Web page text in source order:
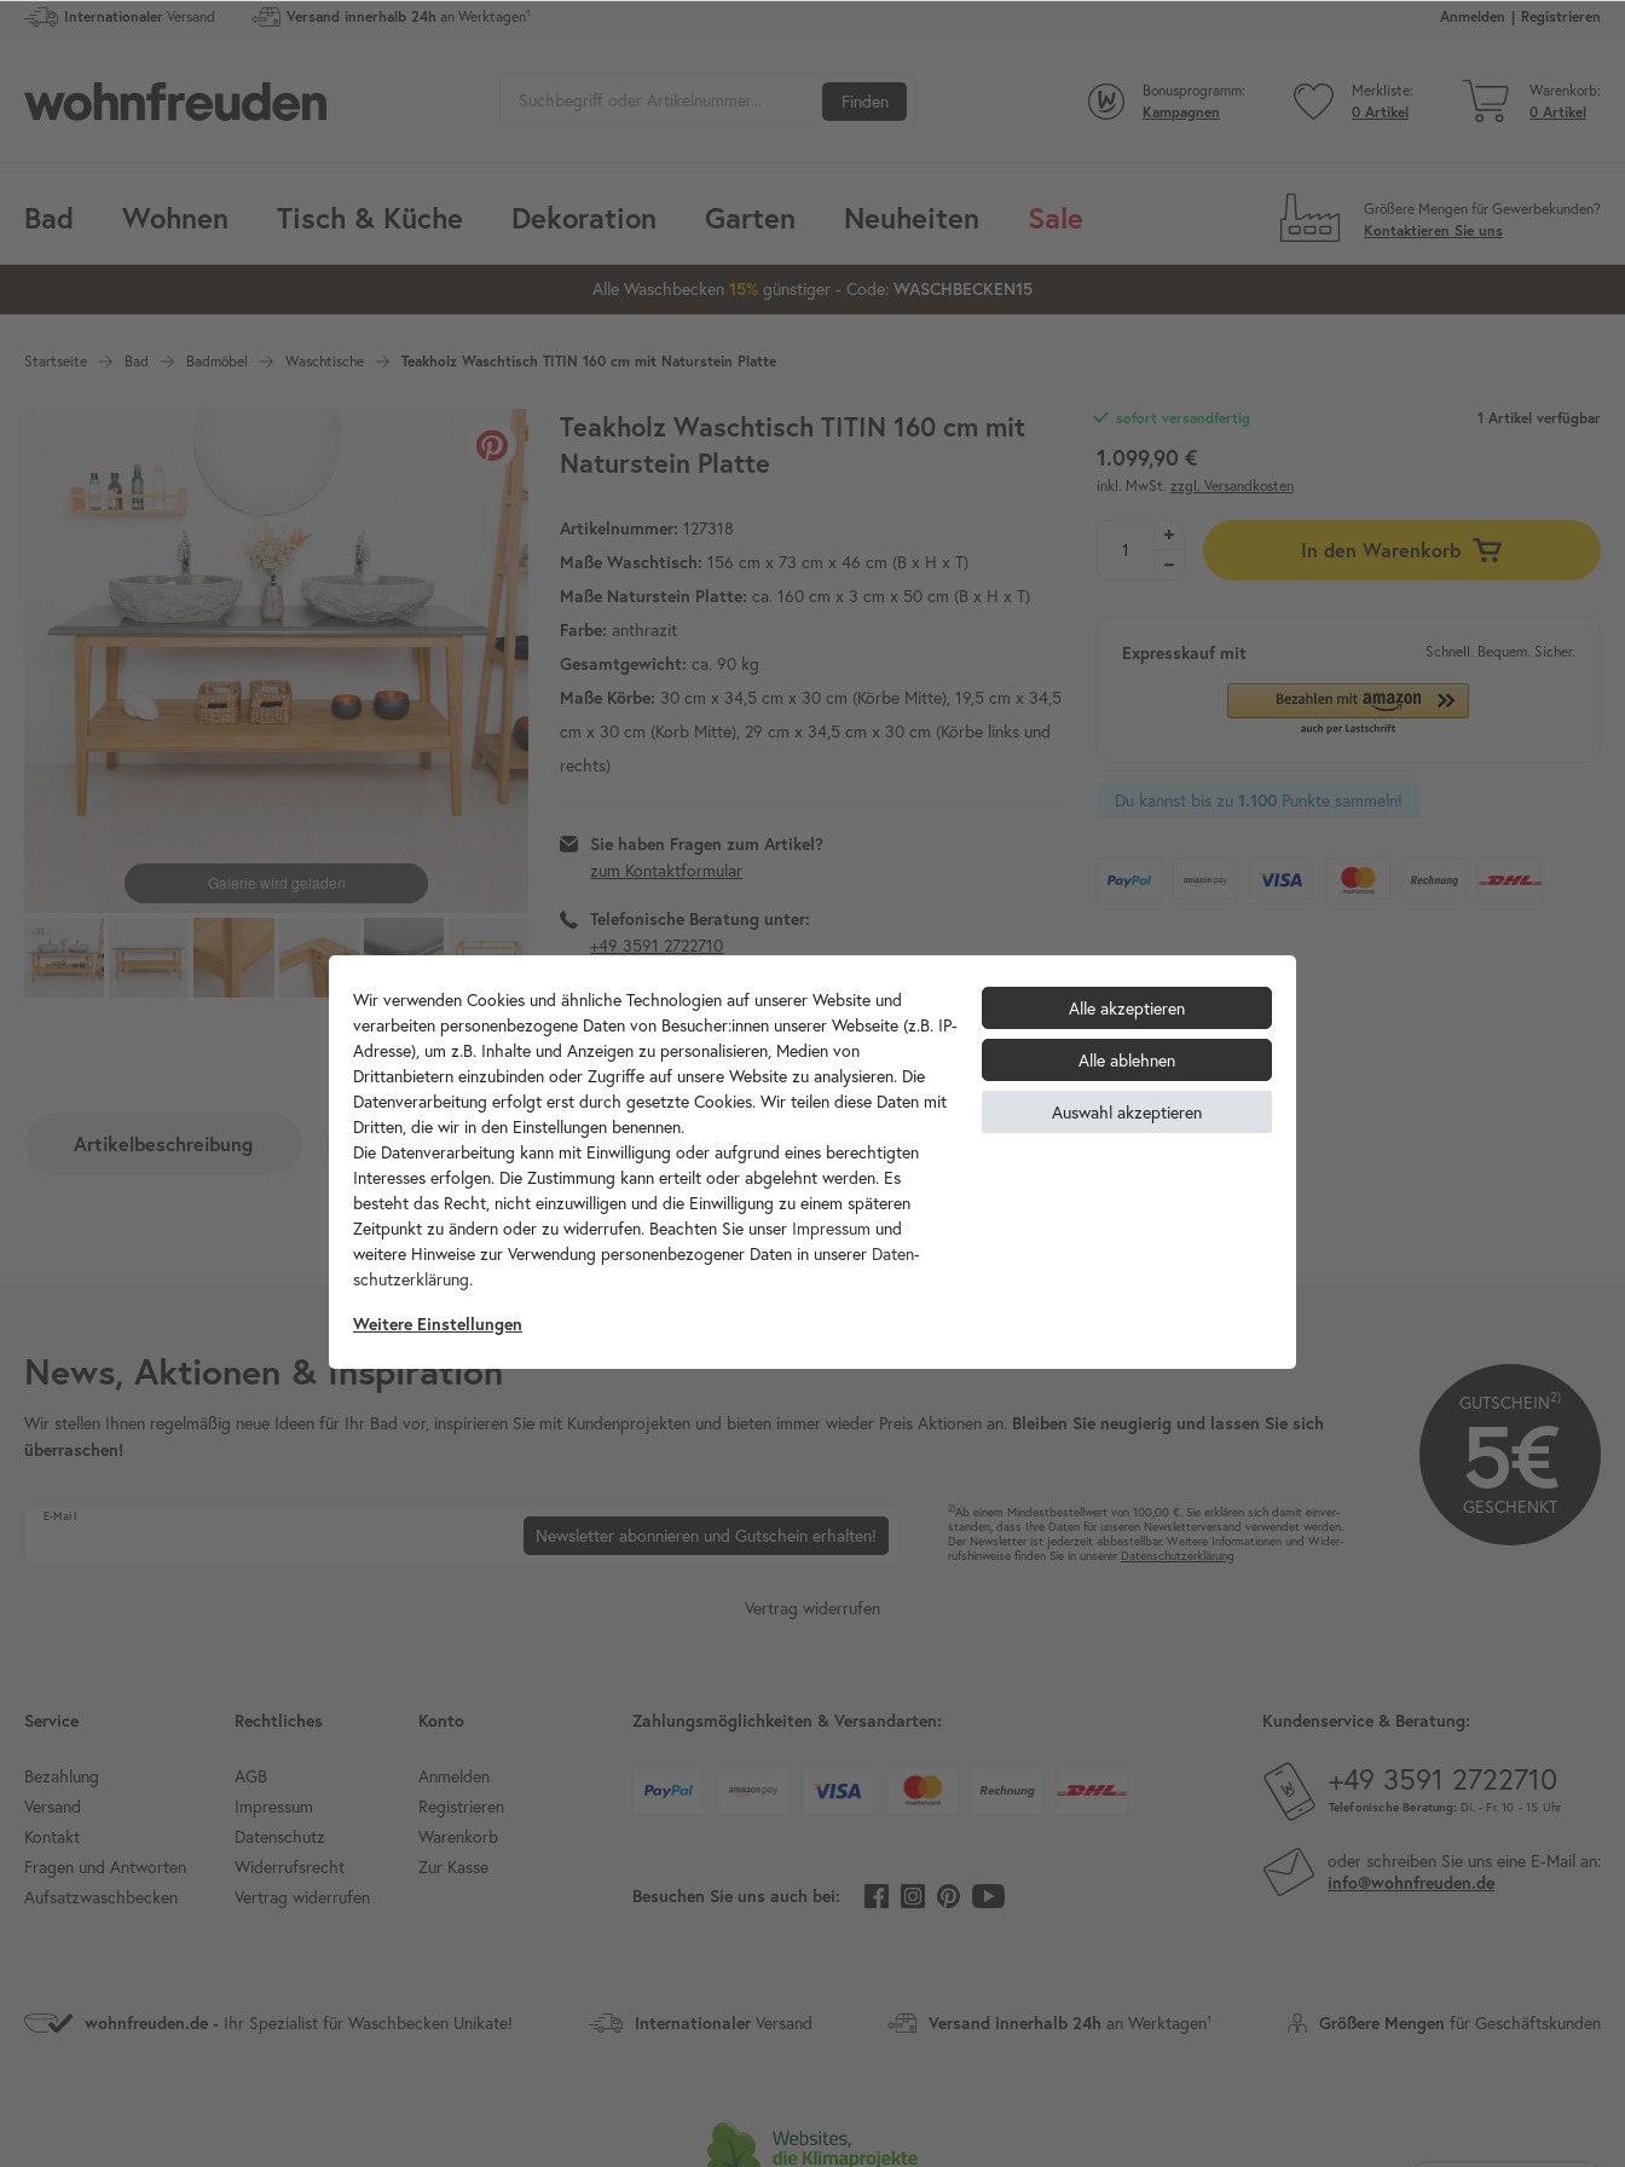
Internationaler Versand Versand innerhalb 24h an Werktagen¹ Anmelden Registrieren
Bonusprogramm:
Kampagnen
Merkliste:
0 Artikel
Warenkorb:
0 Artikel
Finden
Bad Wohnen Tisch & Küche Dekoration Garten Neuheiten Sale
Größere Mengen für Gewerbekunden?
Kontaktieren Sie uns
Alle Waschbecken 15% günstiger - Code: WASCHBECKEN15
20%
Startseite Bad Badmöbel Waschtische Teakholz Waschtisch TITIN 160 cm mit Naturstein Platte
Teakholz Waschtisch TITIN 160 cm mit
Naturstein Platte
Artikelnummer: 127318
Maße Waschtisch: 156 cm x 73 cm x 46 cm (B x H x T)
Maße Naturstein Platte:ca. 160 cm x 3 cm x 50 cm (B x H x T)
Farbe: anthrazit
Gesamtgewicht: ca. 90 kg
Maße Körbe: 30 cm x 34,5 cm x 30 cm (Körbe Mitte), 19,5 cm x 34,5
cm x 30 cm (Korb Mitte), 29 cm x 34,5 cm x 30 cm (Körbe links und
rechts)
Sie haben Fragen zum Artikel?
zum Kontaktformular
Telefonische Beratung unter:
+49 3591 2722710
Diesen Artikel für später merken?
1 Artikel verfügbar
sofort versandfertig
1.099,90 €
inkl. MwSt. zzgl. Versandkosten
In den Warenkorb
Expresskauf mit Schnell. Bequem. Sicher.
Du kannst bis zu 1.100Punkte sammeln!
Artikelbeschreibung Hersteller-Info
wohnfreuden.de - Ihr Spezialist für Waschbecken Unikate! InternationalerVersand Versand innerhalb 24h an Werktagen¹ Größere Mengen für Geschäftskunden
News, Aktionen & Inspiration
Wir stellen Ihnen regelmäßig neue Ideen für Ihr Bad vor, inspirieren Sie mit Kundenprojekten und bieten immer wieder Preis Aktionen an. Bleiben Sie neugierig und lassen Sie sich
überraschen!
E-Mail
Newsletter Honig
Newsletter abonnieren und Gutschein erhalten!
2)Ab einem Mindest­bestell­wert von 100,00 €. Sie erklären sich damit ein­ver­
standen, dass Ihre Da­ten für unseren News­letter­versand ver­wen­det werden.
Der News­letter ist jeder­zeit ab­bestel­lbar. Weitere Infor­mationen und Wider­
rufshin­weise finden Sie in unserer Daten­schutz­erklärung
GUTSCHEIN2)
5€
GESCHENKT
Vertrag widerrufen
Service
Bezahlung
Versand
Kontakt
Fragen und Antworten
Aufsatzwaschbecken
Rechtliches
AGB
Impressum
Datenschutz
Widerrufsrecht
Vertrag widerrufen
Konto
Anmelden
Registrieren
Warenkorb
Zur Kasse
Zahlungsmöglichkeiten & Versandarten:
Besuchen Sie uns auch bei:
Kundenservice & Beratung:
+49 3591 2722710
Telefonische Beratung: Di. - Fr. 10 - 15 Uhr
oder schreiben Sie uns eine E-Mail an:
info@wohnfreuden.de
Wir verwenden Cookies und ähnliche Technologien auf unserer Website und
verarbeiten personenbezogene Daten von Besucher:innen unserer Webseite (z.B. IP-
Adresse), um z.B. Inhalte und Anzeigen zu personalisieren, Medien von
Drittanbietern einzubinden oder Zugriffe auf unsere Website zu analysieren. Die
Datenverarbeitung erfolgt erst durch gesetzte Cookies. Wir teilen diese Daten mit
Dritten, die wir in den Einstellungen benennen.
Die Datenverarbeitung kann mit Einwilligung oder aufgrund eines berechtigten
Interesses erfolgen. Die Zustimmung kann erteilt oder abgelehnt werden. Es
besteht das Recht, nicht einzuwilligen und die Einwilligung zu einem späteren
Zeitpunkt zu ändern oder zu widerrufen. Beachten Sie unser Impressum und
weitere Hinweise zur Verwendung personenbezogener Daten in unserer Daten­
schutz­erklärung.
Weitere Einstellungen
Alle akzeptieren
Alle ablehnen
Auswahl akzeptieren